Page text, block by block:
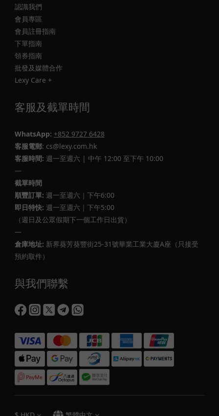
認識我們
會員專區
會員註冊指南
下單指南
領券指南
批發及媒體合作
Lexy Care +
客服及截單時間
WhatsApp: +852 9727 6428
客服電郵: cs@lexy.com.hk
客服時間: 週一至週六 | 中午 12:00 至下午 10:00
—
截單時間
順豐訂單: 週一至週六｜下午6:00
即日特快: 週一至週六｜下午5:00
（週日及公眾假期下一個工作日出貨）
—
倉庫地址: 新界葵芳葵豐街25-31號華業工業大廈A座（只接受
預約取件）
與我們聯繫